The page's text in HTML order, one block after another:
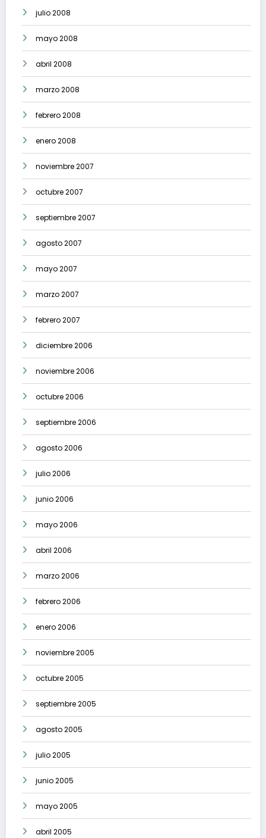
julio 2008
mayo 2008
abril 2008
marzo 2008
febrero 2008
enero 2008
noviembre 2007
octubre 2007
septiembre 2007
agosto 2007
mayo 2007
marzo 2007
febrero 2007
diciembre 2006
noviembre 2006
octubre 2006
septiembre 2006
agosto 2006
julio 2006
junio 2006
mayo 2006
abril 2006
marzo 2006
febrero 2006
enero 2006
noviembre 2005
octubre 2005
septiembre 2005
agosto 2005
julio 2005
junio 2005
mayo 2005
abril 2005